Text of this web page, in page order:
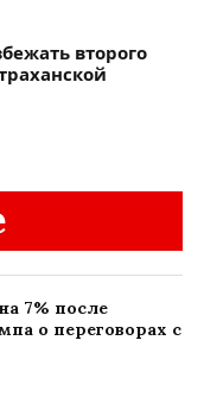
второго
7% после
о переговорах с